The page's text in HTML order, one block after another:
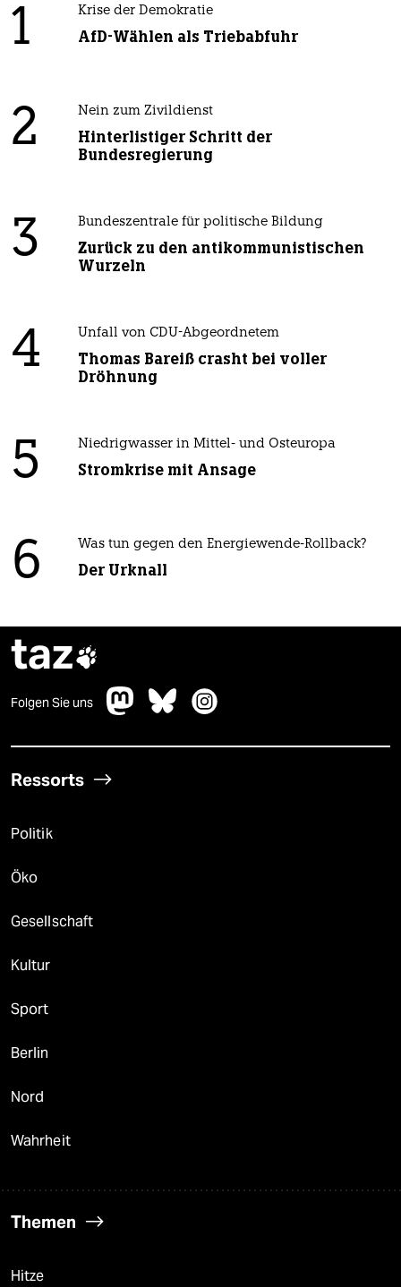
1 Krise der Demokratie
AfD-Wählen als Triebabfuhr
2 Nein zum Zivildienst
Hinterlistiger Schritt der
Bundesregierung
3 Bundeszentrale für politische Bildung
Zurück zu den antikommunistischen
Wurzeln
4 Unfall von CDU-Abgeordnetem
Thomas Bareiß crasht bei voller
Dröhnung
5 Niedrigwasser in Mittel- und Osteuropa
Stromkrise mit Ansage
6 Was tun gegen den Energiewende-Rollback?
Der Urknall
taz
Folgen Sie uns
Ressorts
Politik
Öko
Gesellschaft
Kultur
Sport
Berlin
Nord
Wahrheit
Themen
Hitze